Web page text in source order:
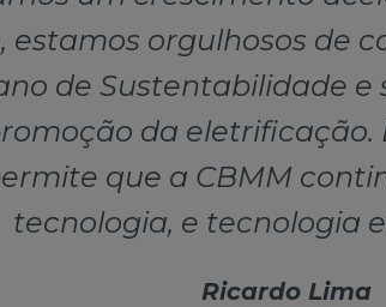
estamos orgulhosos de
de Sustentabilidade
da
que a CBMM
tecnologia, e tecnologia
Ricardo Lima